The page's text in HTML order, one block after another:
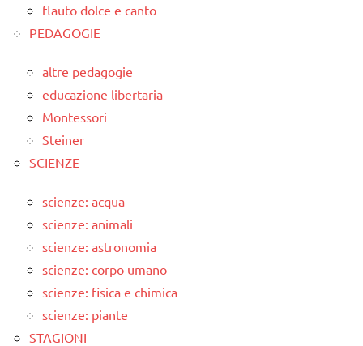
flauto dolce e canto
PEDAGOGIE
altre pedagogie
educazione libertaria
Montessori
Steiner
SCIENZE
scienze: acqua
scienze: animali
scienze: astronomia
scienze: corpo umano
scienze: fisica e chimica
scienze: piante
STAGIONI